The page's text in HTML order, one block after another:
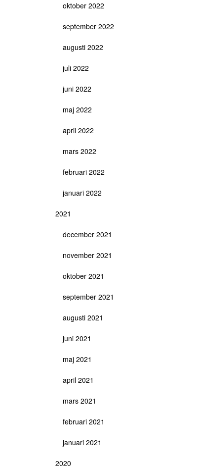
oktober 2022
september 2022
augusti 2022
juli 2022
juni 2022
maj 2022
april 2022
mars 2022
februari 2022
januari 2022
2021
december 2021
november 2021
oktober 2021
september 2021
augusti 2021
juni 2021
maj 2021
april 2021
mars 2021
februari 2021
januari 2021
2020